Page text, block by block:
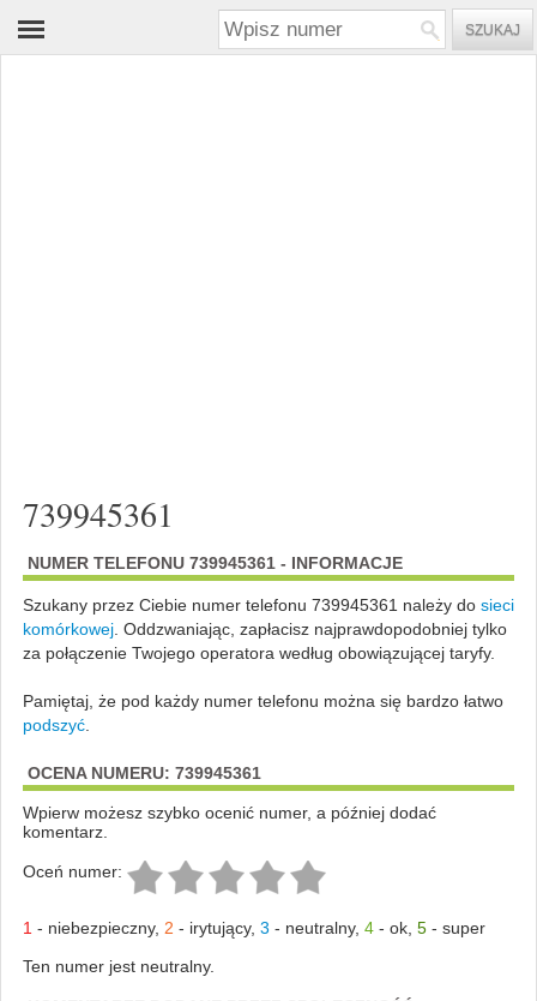
739945361
NUMER TELEFONU 739945361 - INFORMACJE
Szukany przez Ciebie numer telefonu 739945361 należy do sieci
komórkowej. Oddzwaniając, zapłacisz najprawdopodobniej tylko
za połączenie Twojego operatora według obowiązującej taryfy.
Pamiętaj, że pod każdy numer telefonu można się bardzo łatwo
podszyć.
OCENA NUMERU: 739945361
Wpierw możesz szybko ocenić numer, a później dodać
komentarz.
Oceń numer:
1 - niebezpieczny, 2 - irytujący, 3 - neutralny, 4- ok, 5- super
Ten numer jest neutralny.